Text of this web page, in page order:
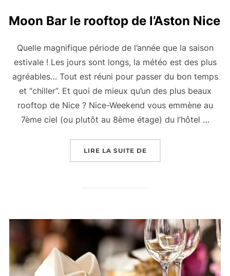
Moon Bar le rooftop de l’Aston Nice
Quelle magnifique période de l’année que la saison
estivale ! Les jours sont longs, la météo est des plus
agréables… Tout est réuni pour passer du bon temps
et “chiller”. Et quoi de mieux qu’un des plus beaux
rooftop de Nice ? Nice-Weekend vous emmène au
7ème ciel (ou plutôt au 8ème étage) du l’hôtel …
LIRE LA SUITE DE« MOON BAR LE